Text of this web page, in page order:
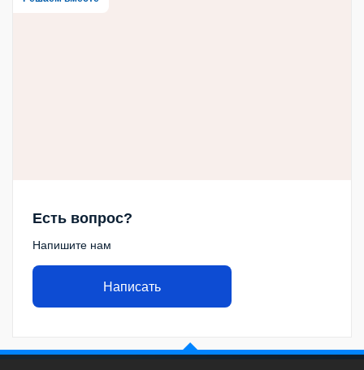
Есть вопрос?
Напишите нам
Написать